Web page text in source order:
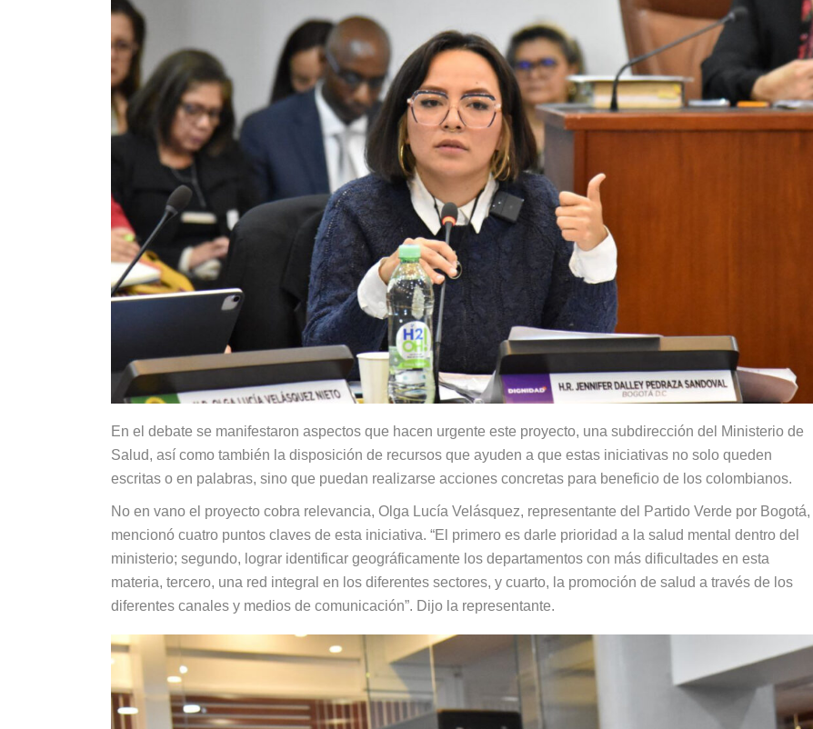
En el debate se manifestaron aspectos que hacen urgente este proyecto, una subdirección del Ministerio de
Salud, así como también la disposición de recursos que ayuden a que estas iniciativas no solo queden
escritas o en palabras, sino que puedan realizarse acciones concretas para beneficio de los colombianos.
No en vano el proyecto cobra relevancia, Olga Lucía Velásquez, representante del Partido Verde por Bogotá,
mencionó cuatro puntos claves de esta iniciativa. “El primero es darle prioridad a la salud mental dentro del
ministerio; segundo, lograr identificar geográficamente los departamentos con más dificultades en esta
materia, tercero, una red integral en los diferentes sectores, y cuarto, la promoción de salud a través de los
diferentes canales y medios de comunicación”. Dijo la representante.